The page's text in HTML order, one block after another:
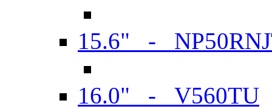
15.6" -
16.0" - V560TU